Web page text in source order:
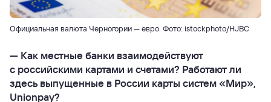
Официальная валюта Черногории — евро. Фото: istockphoto/HJBC
— Как местные банки взаимодействуют
с российскими картами и счетами? Работают ли
здесь выпущенные в России карты систем «Мир»,
Unionpay?